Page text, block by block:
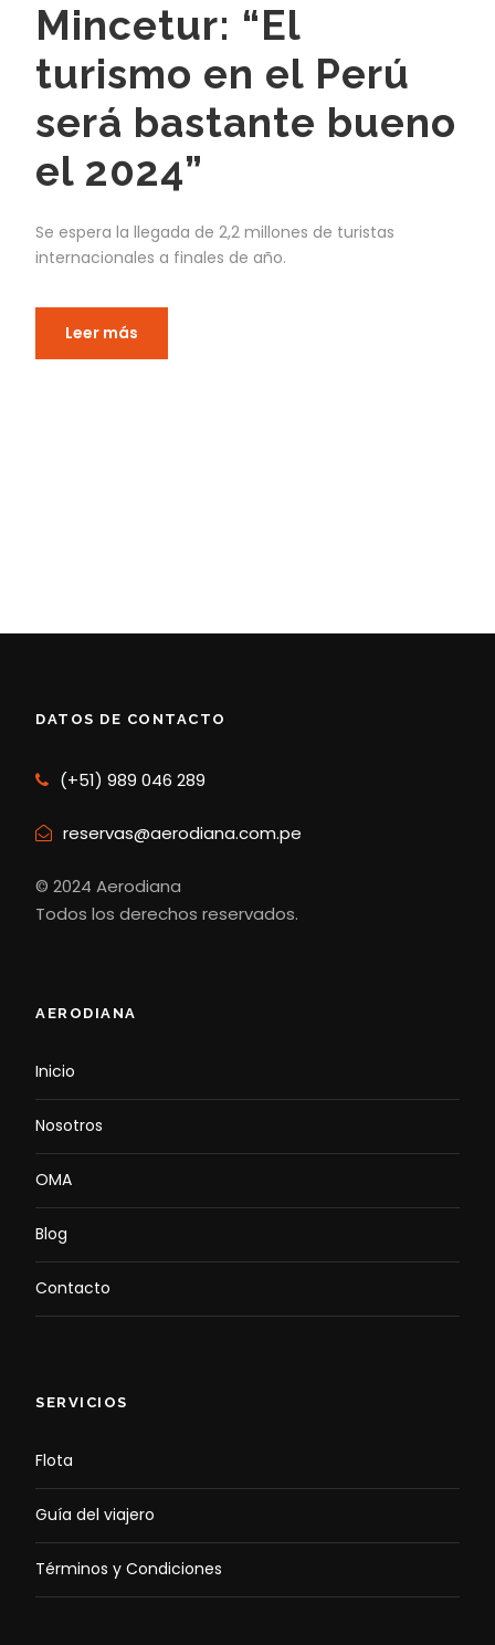
Mincetur: “El
turismo en el Perú
será bastante bueno
el 2024”
Se espera la llegada de 2,2 millones de turistas
internacionales a finales de año.
Leer más
DATOS DE CONTACTO
(+51) 989 046 289
reservas@aerodiana.com.pe
© 2024 Aerodiana
Todos los derechos reservados.
AERODIANA
Inicio
Nosotros
OMA
Blog
Contacto
SERVICIOS
Flota
Guía del viajero
Términos y Condiciones